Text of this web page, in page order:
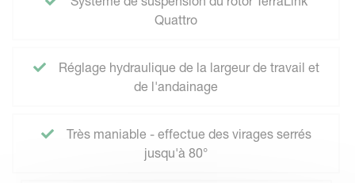
Quattro
Réglage hydraulique de la largeur de travail et
de l'andainage
Très maniable - effectue des virages serrés
jusqu'à 80°